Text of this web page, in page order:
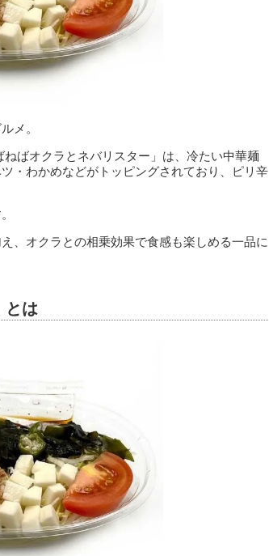
メ。
ばオクラとネバリスター」は、冷たい中華麺
・わかめなどがトッピングされており、ピリ辛
、オクラとの相乗効果で食感も楽しめる一品に
とは